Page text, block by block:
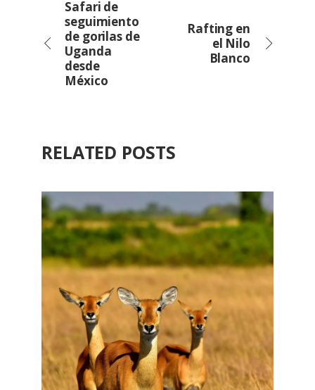
Safari de
seguimiento
de gorilas de
Uganda
desde
México
Rafting en
el Nilo
Blanco
RELATED POSTS